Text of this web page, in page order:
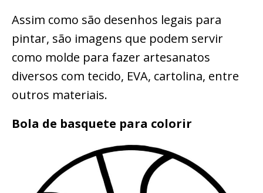
Assim como são desenhos legais para
pintar, são imagens que podem servir
como molde para fazer artesanatos
diversos com tecido, EVA, cartolina, entre
outros materiais.
Bola de basquete para colorir